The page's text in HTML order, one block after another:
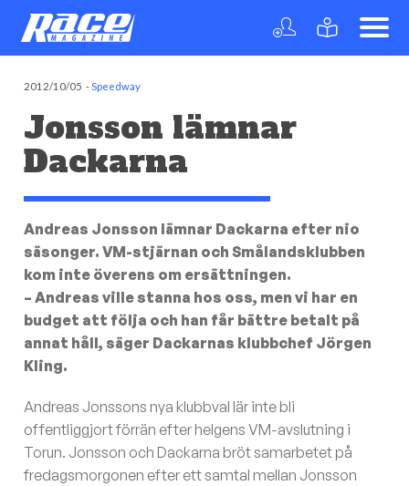
2012/10/05 -Speedway
Jonsson lämnar
Dackarna
Andreas Jonsson lämnar Dackarna efter nio
säsonger. VM-stjärnan och Smålandsklubben
kom inte överens om ersättningen.
– Andreas ville stanna hos oss, men vi har en
budget att följa och han får bättre betalt på
annat håll, säger Dackarnas klubbchef Jörgen
Kling.
Andreas Jonssons nya klubbval lär inte bli
offentliggjort förrän efter helgens VM-avslutning i
Torun. Jonsson och Dackarna bröt samarbetet på
fredagsmorgonen efter ett samtal mellan Jonsson